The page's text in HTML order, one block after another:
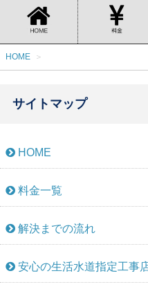
HOME
サイトマップ
HOME
料金一覧
解決までの流れ
安心の生活水道指定工事